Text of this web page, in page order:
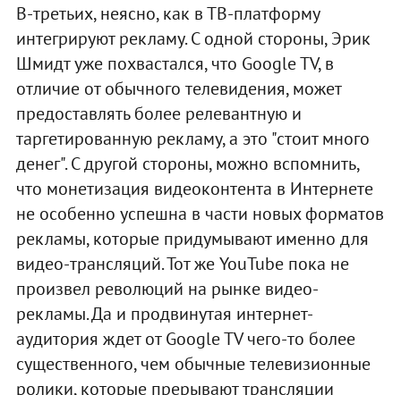
В-третьих, неясно, как в ТВ-платформу
интегрируют рекламу. С одной стороны, Эрик
Шмидт уже похвастался, что Google TV, в
отличие от обычного телевидения, может
предоставлять более релевантную и
таргетированную рекламу, а это "стоит много
денег". С другой стороны, можно вспомнить,
что монетизация видеоконтента в Интернете
не особенно успешна в части новых форматов
рекламы, которые придумывают именно для
видео-трансляций. Тот же YouTube пока не
произвел революций на рынке видео-
рекламы. Да и продвинутая интернет-
аудитория ждет от Google TV чего-то более
существенного, чем обычные телевизионные
ролики, которые прерывают трансляции